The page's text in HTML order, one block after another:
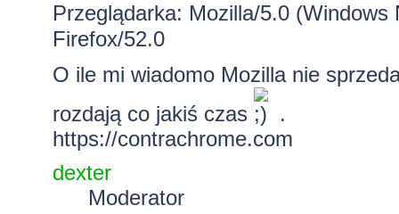
Przeglądarka: Mozilla/5.0
Firefox/52.0
O ile mi wiadomo Mozilla nie
rozdają co jakiś czas
.
https://contrachrome.com
dexter
Moderator